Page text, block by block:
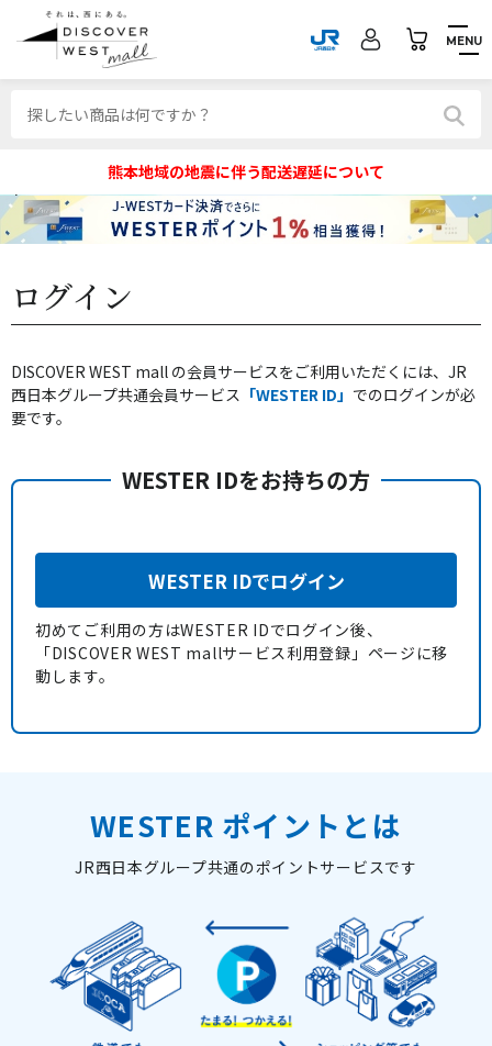
MENU
熊本地域の地震に伴う配送遅延について
ログイン
DISCOVER WEST mall の会員サービスをご利用いただくには、JR
西日本グループ共通会員サービス 「WESTER ID」 でのログインが必
要です。
WESTER IDをお持ちの方
WESTER IDでログイン
初めてご利用の方はWESTER IDでログイン後、
「DISCOVER WEST mallサービス利用登録」ページに移
動します。
WESTER ポイントとは
JR西日本グループ共通のポイントサービスです